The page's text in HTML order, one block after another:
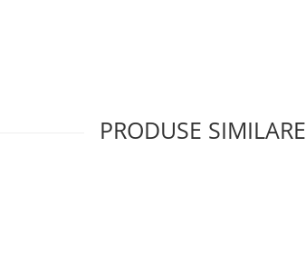
joasa pot atrage cuPRODUSE SIMILARE